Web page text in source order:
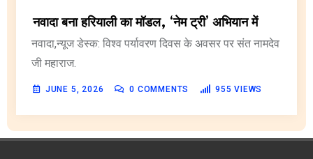
नवादा बना हरियाली का मॉडल, ‘नेम ट्री’ अभियान में
नवादा,न्यूज डेस्क: विश्व पर्यावरण दिवस के अवसर पर संत नामदेव
जी महाराज.
JUNE 5, 2026 0 COMMENTS 955 VIEWS